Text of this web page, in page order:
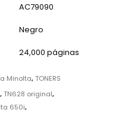
AC79090
Negro
24,000 páginas
Minolta,TONERS
,TN628 original,
650i,